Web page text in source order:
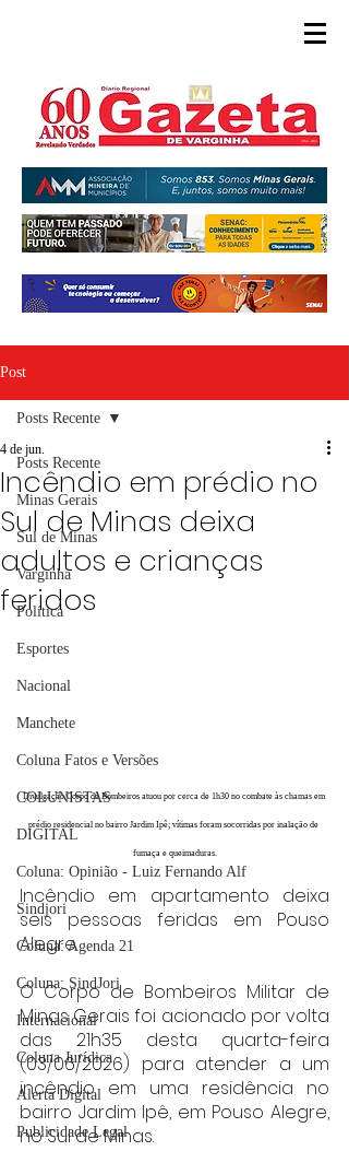
Post
Posts Recente
Minas Gerais
Sul de Minas
Varginha
Política
Esportes
Nacional
Manchete
Coluna Fatos e Versões
COLUNISTAS
DIGITAL
Coluna: Opinião - Luiz Fernando Alf
Sindjori
Coluna: Agenda 21
Coluna: SindJori
Internacional
Coluna Jurídica
Alerta Digital
Publicidade Legal
Posts Recente
Incêndio em prédio no
Sul de Minas deixa
adultos e crianças
feridos
4 de jun.
Divulgação/Corpo de Bombeiros atuou por cerca de 1h30 no combate às chamas em
prédio residencial no bairro Jardim Ipê; vítimas foram socorridas por inalação de
fumaça e queimaduras.
Incêndio em apartamento deixa
seis pessoas feridas em Pouso
Alegre
O Corpo de Bombeiros Militar de
Minas Gerais foi acionado por volta
das 21h35 desta quarta-feira
(03/06/2026) para atender a um
incêndio em uma residência no
bairro Jardim Ipê, em Pouso Alegre,
no Sul de Minas.